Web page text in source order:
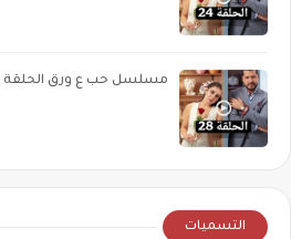
مسلسل حب ع ورق الحلقة 28 كاملة
التسميات